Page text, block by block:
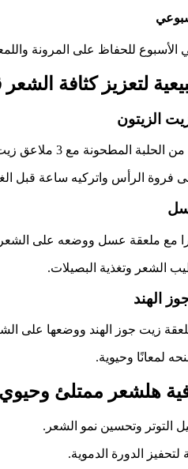
الأسبوع للحفاظ على المرونة
لتعزيز كثافة
الزيتون
المطحونة مع 3 ملاعق زيت زيتون.
فروة الرأس واتركيه ساعة قبل
مع ملعقة عسل ووضعه على الشعر لفترة
الشعر وتغذية البصيلات.
الهند
زيت جوز الهند ووضعها على الشعر 20
لمعانًا وحيوية.
هلشعر ممتلئ وحيوي
التوتر وتحسين نمو الشعر.
الدورة الدموية.